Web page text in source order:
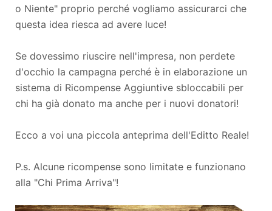
o Niente" proprio perché vogliamo assicurarci che
questa idea riesca ad avere luce!
Se dovessimo riuscire nell'impresa, non perdete
d'occhio la campagna perché è in elaborazione un
sistema di Ricompense Aggiuntive sbloccabili per
chi ha già donato ma anche per i nuovi donatori!
Ecco a voi una piccola anteprima dell'Editto Reale!
P.s. Alcune ricompense sono limitate e funzionano
alla "Chi Prima Arriva"!